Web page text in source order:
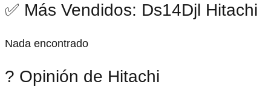
✅ Más Vendidos: Ds14Djl Hitachi
Nada encontrado
? Opinión de Hitachi